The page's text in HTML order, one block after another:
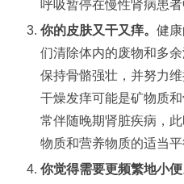
呼吸暂停在慢性肾病患者
你的皮肤又干又痒。 健
们清除体内的废物和多
保持骨骼强壮，并努力
干燥发痒可能是矿物质
常伴随晚期肾脏疾病，
物质和营养物质的适当平
你觉得需要更频繁地小便